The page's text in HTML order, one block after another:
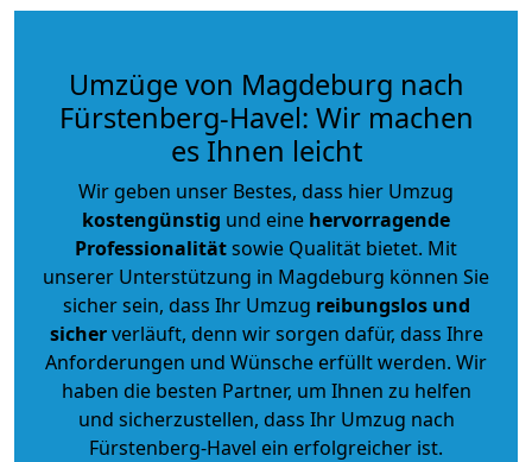
Umzüge von Magdeburg nach
Fürstenberg-Havel: Wir machen
es Ihnen leicht
Wir geben unser Bestes, dass hier Umzug
kostengünstig und eine hervorragende
Professionalitätsowie Qualität bietet. Mit
unserer Unterstützung in Magdeburg können Sie
sicher sein, dass Ihr Umzug reibungslos und
sicherverläuft, denn wir sorgen dafür, dass Ihre
Anforderungen und Wünsche erfüllt werden. Wir
haben die besten Partner, um Ihnen zu helfen
und sicherzustellen, dass Ihr Umzug nach
Fürstenberg-Havel ein erfolgreicher ist.